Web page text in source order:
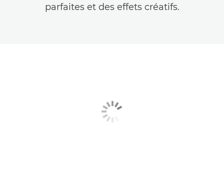
parfaites et des effets créatifs.